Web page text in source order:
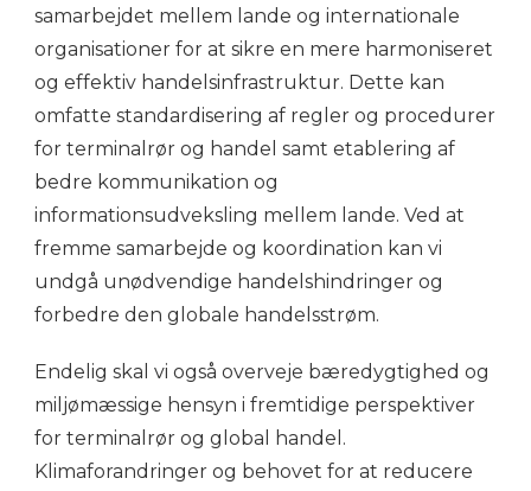
samarbejdet mellem lande og internationale
organisationer for at sikre en mere harmoniseret
og effektiv handelsinfrastruktur. Dette kan
omfatte standardisering af regler og procedurer
for terminalrør og handel samt etablering af
bedre kommunikation og
informationsudveksling mellem lande. Ved at
fremme samarbejde og koordination kan vi
undgå unødvendige handelshindringer og
forbedre den globale handelsstrøm.
Endelig skal vi også overveje bæredygtighed og
miljømæssige hensyn i fremtidige perspektiver
for terminalrør og global handel.
Klimaforandringer og behovet for at reducere